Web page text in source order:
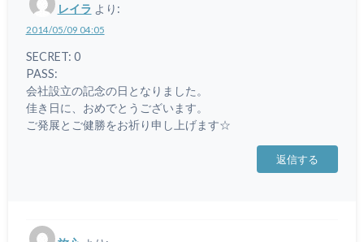
レイラ より:
2014/05/09 04:05
SECRET: 0
PASS:
会社設立の記念の日となりました。
佳き日に、おめでとうございます。
ご発展とご健勝をお祈り申し上げます☆
返信する